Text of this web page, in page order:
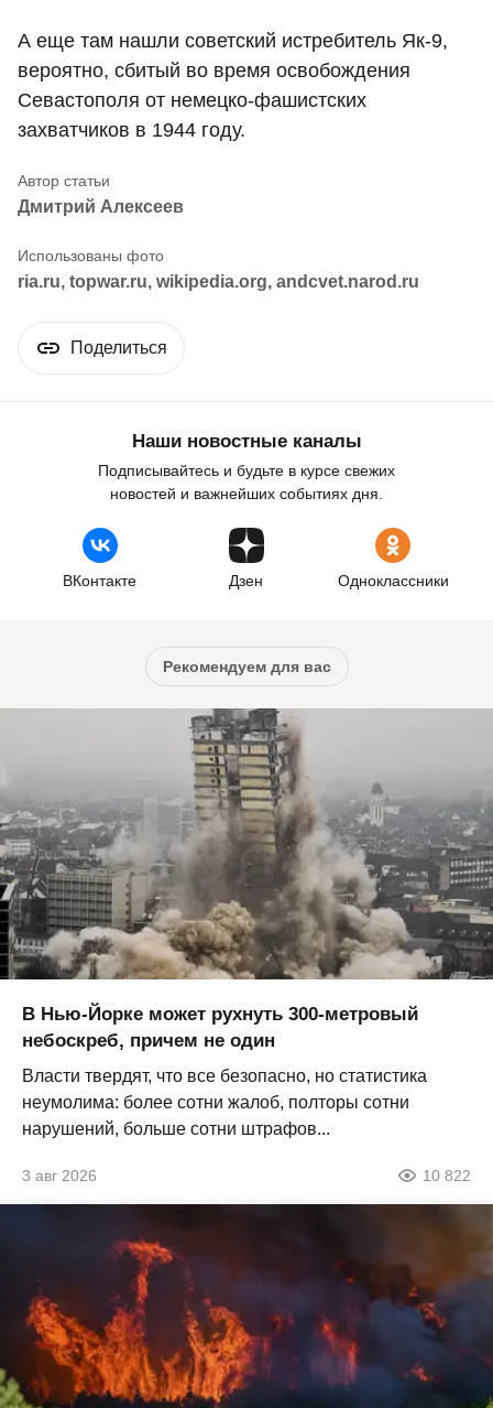
А еще там нашли советский истребитель Як-9,
вероятно, сбитый во время освобождения
Севастополя от немецко-фашистских
захватчиков в 1944 году.
Дмитрий Алексеев
ria.ru, topwar.ru, wikipedia.org, andcvet.narod.ru
Поделиться
Наши новостные каналы
Подписывайтесь и будьте в курсе свежих
новостей и важнейших событиях дня.
ВКонтакте Дзен Одноклассники
Рекомендуем для вас
В Нью-Йорке может рухнуть 300-метровый
небоскреб, причем не один
Власти твердят, что все безопасно, но статистика
неумолима: более сотни жалоб, полторы сотни
нарушений, больше сотни штрафов...
3 авг 2026 10 822